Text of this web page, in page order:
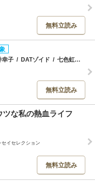
無料立読み
幸子 / DATゾイド / 七色虹子
無料立読み
ツな私の熱血ライフ
イセレクション
無料立読み